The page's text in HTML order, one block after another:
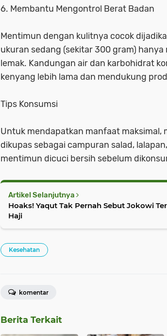
6. Membantu Mengontrol Berat Badan
Mentimun dengan kulitnya cocok
ukuran sedang (sekitar 300 gram)
lemak. Kandungan air dan karbohidrat
kenyang lebih lama dan mendukung
Tips Konsumsi
Untuk mendapatkan manfaat
dikupas sebagai campuran salad,
mentimun dicuci bersih sebelum
Artikel Selanjutnya
Hoaks! Yaqut Tak Pernah Sebut Jokowi
Haji
Kesehatan
komentar
Berita Terkait